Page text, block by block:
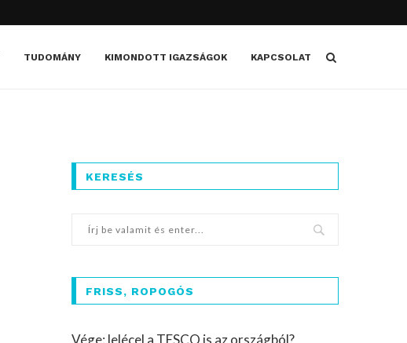
TUDOMÁNY KIMONDOTT IGAZSÁGOK KAPCSOLAT
KERESÉS
FRISS, ROPOGÓS
Vége: lelécel a TESCO is az országból?